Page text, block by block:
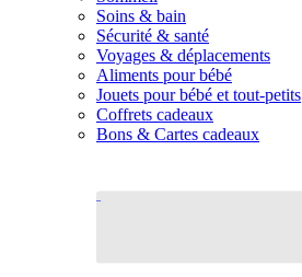
Soins & bain
Sécurité & santé
Voyages & déplacements
Aliments pour bébé
Jouets pour bébé et tout-petits
Coffrets cadeaux
Bons & Cartes cadeaux